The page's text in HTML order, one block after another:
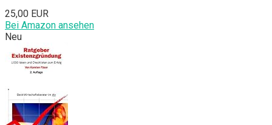
25,00 EUR
Bei Amazon ansehen
Neu